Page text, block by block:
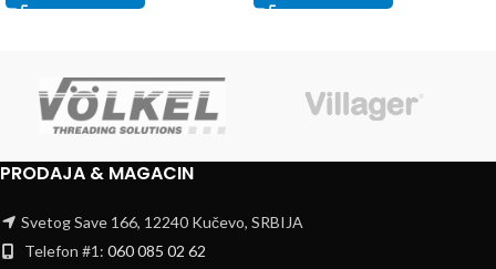
PRODAJA & MAGACIN
Svetog Save 166, 12240 Kučevo, SRBIJA
Telefon #1: 060 085 02 62